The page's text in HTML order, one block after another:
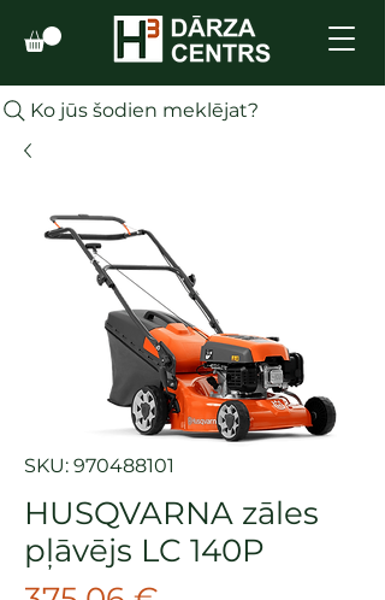
Ko jūs šodien meklējat?
SKU: 970488101
HUSQVARNA zāles
pļāvējs LC 140P